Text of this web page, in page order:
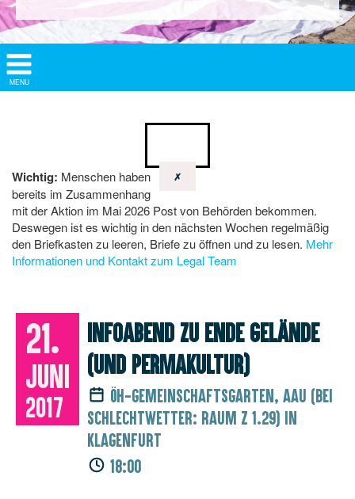
Show/
Hide
MENU
21.
Juni
2017
Infoabend zu Ende Gelände
(und Permakultur)
ÖH-Gemeinschaftsgarten, AAU (Bei
Schlechtwetter: Raum Z 1.29) in
Klagenfurt
18:00
✗
Wichtig: Menschen haben
bereits im Zusammenhang
mit der Aktion im Mai 2026 Post von Behörden bekommen.
Deswegen ist es wichtig in den nächsten Wochen regelmäßig
den Briefkasten zu leeren, Briefe zu öffnen und zu lesen. Mehr
Informationen und Kontakt zum Legal Team